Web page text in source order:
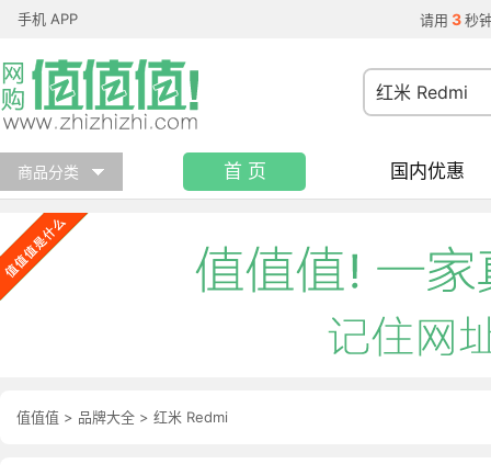
手机 APP 请用 3 秒
商品分类 首 页 国内优惠
值值值 > 品牌大全 > 红米 Redmi